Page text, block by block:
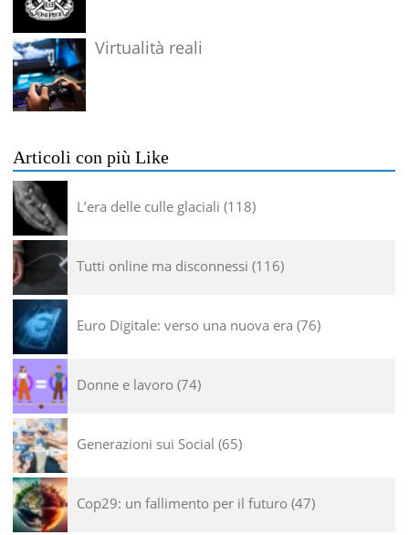
Virtualità reali
Articoli con più Like
L’era delle culle glaciali 118
Tutti online ma disconnessi 116
Euro Digitale: verso una nuova era 76
Donne e lavoro 74
Generazioni sui Social 65
Cop29: un fallimento per il futuro 47